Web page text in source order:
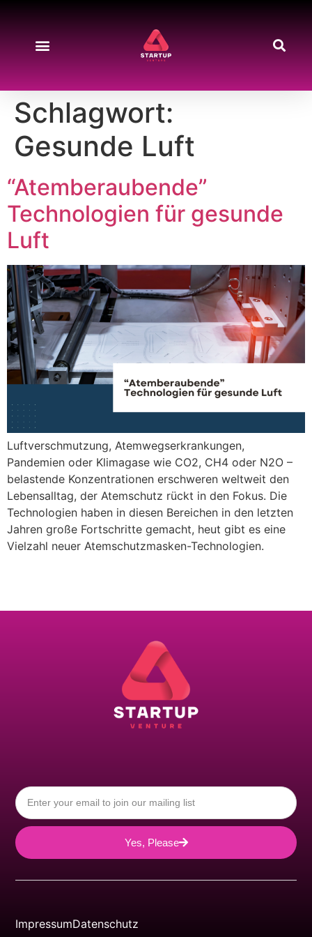
Schlagwort:
Gesunde Luft
“Atemberaubende”
Technologien für gesunde
Luft
Luftverschmutzung, Atemwegserkrankungen,
Pandemien oder Klimagase wie CO2, CH4 oder N2O –
belastende Konzentrationen erschweren weltweit den
Lebensalltag, der Atemschutz rückt in den Fokus. Die
Technologien haben in diesen Bereichen in den letzten
Jahren große Fortschritte gemacht, heut gibt es eine
Vielzahl neuer Atemschutzmasken-Technologien.
Yes, Please
ImpressumDatenschutz